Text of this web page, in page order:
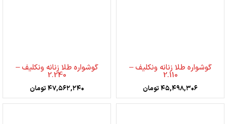
گوشواره طلا زنانه ونکلیف –
2.110
۴۵,۴۹۸,۳۰۶تومان
گوشواره طلا زنانه ونکلیف –
2.240
۴۷,۵۶۲,۲۴۰تومان